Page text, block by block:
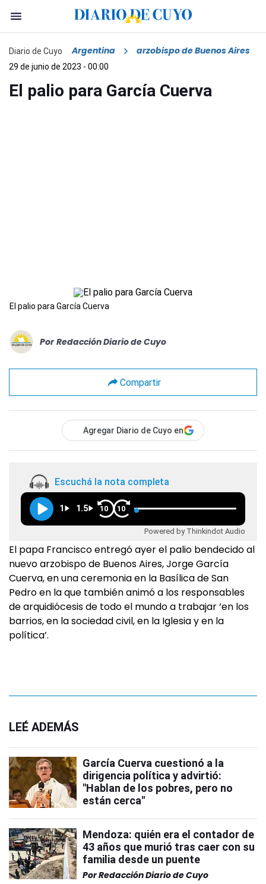
Diario de Cuyo Argentina arzobispo de Buenos Aires
29 de junio de 2023 - 00:00
El palio para García Cuerva
El palio para García Cuerva
Por Redacción Diario de Cuyo
Compartir
Agregar Diario de Cuyo en
Escuchá la nota completa
1 1.5 10 10
Powered by Thinkindot Audio
El papa Francisco entregó ayer el palio bendecido al
nuevo arzobispo de Buenos Aires, Jorge García
Cuerva, en una ceremonia en la Basílica de San
Pedro en la que también animó a los responsables
de arquidiócesis de todo el mundo a trabajar ‘en los
barrios, en la sociedad civil, en la Iglesia y en la
política’.
LEÉ ADEMÁS
García Cuerva cuestionó a la
dirigencia política y advirtió:
"Hablan de los pobres, pero no
están cerca"
Mendoza: quién era el contador de
43 años que murió tras caer con su
familia desde un puente
PorRedacción Diario de Cuyo